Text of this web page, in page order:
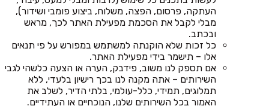
העתקה, פרסום, הפצה, משלוח, ביצוע פומבי ושידור),
מבלי לקבל את הסכמת מפעילת האתר לכך, מראש
ובכתב.
כל זכות שלא הוקנתה למשתמש במפורש על פי תנאים
אלו – תישמר בידי מפעילת האתר.
אם תספק לנו משוב, פידבק, הערה או הצעה כלשהי לגבי
השירותים – אתה מקנה לנו בכך רישיון בלעדי, ללא
תמלוגים, תמידי, כלל-עולמי, בלתי הדיר, לשלב את
האמור בכל השירותים שלנו, הנוכחיים או העתידיים.